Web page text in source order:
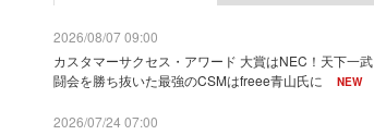
2026/08/07 09:00
カスタマーサクセス・アワード 大賞はNEC！天下一武
闘会を勝ち抜いた最強のCSMはfreee青山氏に
NEW
2026/07/24 07:00